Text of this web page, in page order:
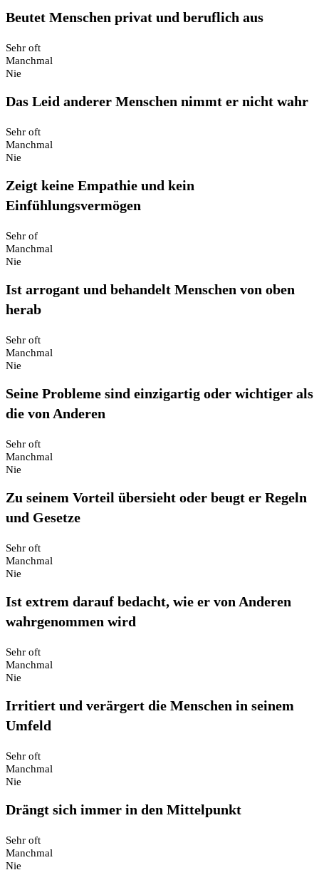
Beutet Menschen privat und beruflich aus
Sehr oft
Manchmal
Nie
Das Leid anderer Menschen nimmt er nicht wahr
Sehr oft
Manchmal
Nie
Zeigt keine Empathie und kein
Einfühlungsvermögen
Sehr of
Manchmal
Nie
Ist arrogant und behandelt Menschen von oben
herab
Sehr oft
Manchmal
Nie
Seine Probleme sind einzigartig oder wichtiger als
die von Anderen
Sehr oft
Manchmal
Nie
Zu seinem Vorteil übersieht oder beugt er Regeln
und Gesetze
Sehr oft
Manchmal
Nie
Ist extrem darauf bedacht, wie er von Anderen
wahrgenommen wird
Sehr oft
Manchmal
Nie
Irritiert und verärgert die Menschen in seinem
Umfeld
Sehr oft
Manchmal
Nie
Drängt sich immer in den Mittelpunkt
Sehr oft
Manchmal
Nie